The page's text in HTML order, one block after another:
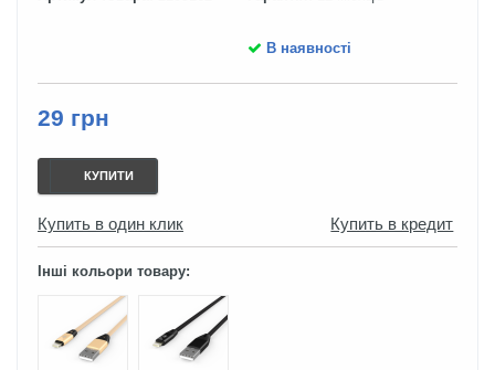
В наявності
29 грн
КУПИТИ
Купить в один клик Купить в кредит
Інші кольори товару: